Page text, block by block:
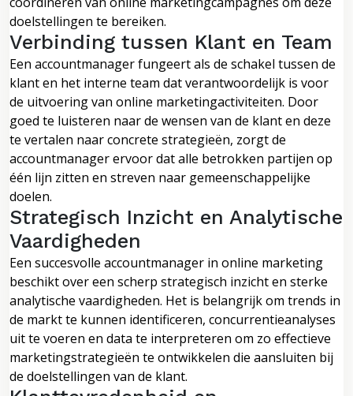
doelstellingen te bereiken.
Verbinding tussen Klant en Team
Een accountmanager fungeert als de schakel tussen de
klant en het interne team dat verantwoordelijk is voor
de uitvoering van online marketingactiviteiten. Door
goed te luisteren naar de wensen van de klant en deze
te vertalen naar concrete strategieën, zorgt de
accountmanager ervoor dat alle betrokken partijen op
één lijn zitten en streven naar gemeenschappelijke
doelen.
Strategisch Inzicht en Analytische
Vaardigheden
Een succesvolle accountmanager in online marketing
beschikt over een scherp strategisch inzicht en sterke
analytische vaardigheden. Het is belangrijk om trends in
de markt te kunnen identificeren, concurrentieanalyses
uit te voeren en data te interpreteren om zo effectieve
marketingstrategieën te ontwikkelen die aansluiten bij
de doelstellingen van de klant.